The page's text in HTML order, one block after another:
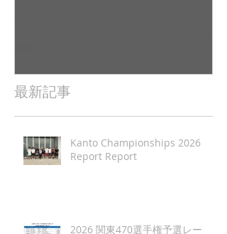
最新記事
Kanto Championships 2026
Report Report
2026 関東470選手権予選レー